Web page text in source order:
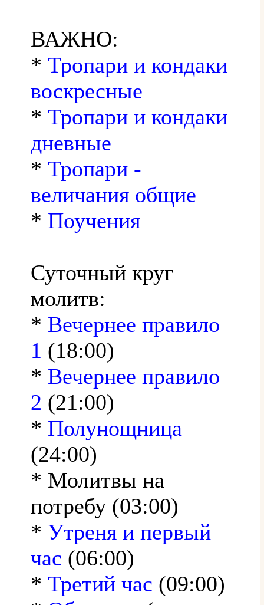
ВАЖНО:
* Тропари и кондаки
воскресные
* Тропари и кондаки
дневные
* Тропари -
величания общие
* Поучения
Суточный круг
молитв:
* Вечернее правило
1 (18:00)
* Вечернее правило
2 (21:00)
* Полунощница
(24:00)
* Молитвы на
потребу (03:00)
* Утреня и первый
час (06:00)
* Третий час (09:00)